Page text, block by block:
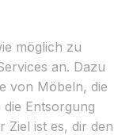
möglich zu
an. Dazu
von Möbeln, die
Entsorgung
Ziel ist es, dir den